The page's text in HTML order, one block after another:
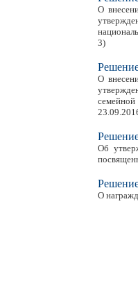
О
3)
О
семейной
Об
О